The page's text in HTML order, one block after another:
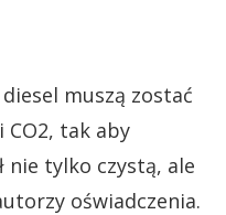
muszą zostać
tak aby
nie tylko czystą, ale
oświadczenia.